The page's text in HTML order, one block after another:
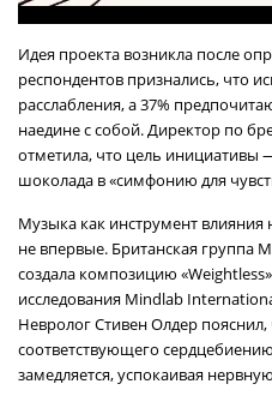
Идея проекта возникла после
респондентов признались, что
расслабления, а 37%
наедине с собой. Директор по
отметила, что цель инициативы
шоколада в «симфонию для
Музыка как инструмент влияния
не впервые. Британская группа
создала композицию
исследования Mindlab
Невролог Стивен Олдер пояснил,
соответствующего
замедляется, успокаивая